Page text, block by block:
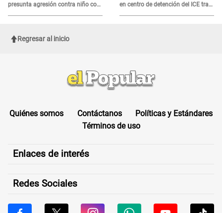
presunta agresión contra niño con
autismo en Surco
en centro de detención del ICE tras
sufrir una "emergencia médica"
Regresar al inicio
Quiénes somos Contáctanos
Políticas y Estándares
Términos de uso
Enlaces de interés
Redes Sociales